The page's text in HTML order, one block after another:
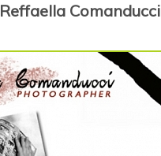
Reffaella Comanducci